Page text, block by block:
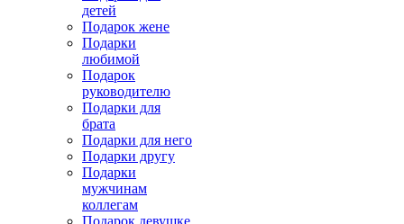
детей
Подарок жене
Подарки
любимой
Подарок
руководителю
Подарки для
брата
Подарки для него
Подарки другу
Подарки
мужчинам
коллегам
Подарок девушке